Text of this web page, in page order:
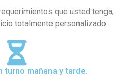
que usted tenga,
totalmente personalizado.
turno mañana y tarde.